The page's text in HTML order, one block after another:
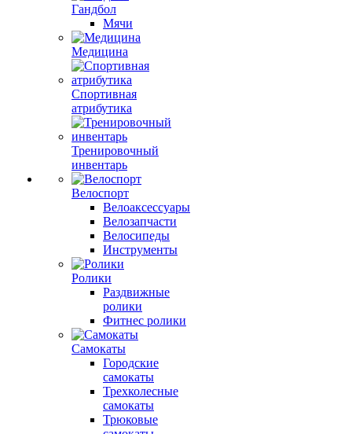
Гандбол
Мячи
Медицина
Спортивная
атрибутика
Тренировочный
инвентарь
Велоспорт
Велоаксессуары
Велозапчасти
Велосипеды
Инструменты
Ролики
Раздвижные
ролики
Фитнес ролики
Самокаты
Городские
самокаты
Трехколесные
самокаты
Трюковые